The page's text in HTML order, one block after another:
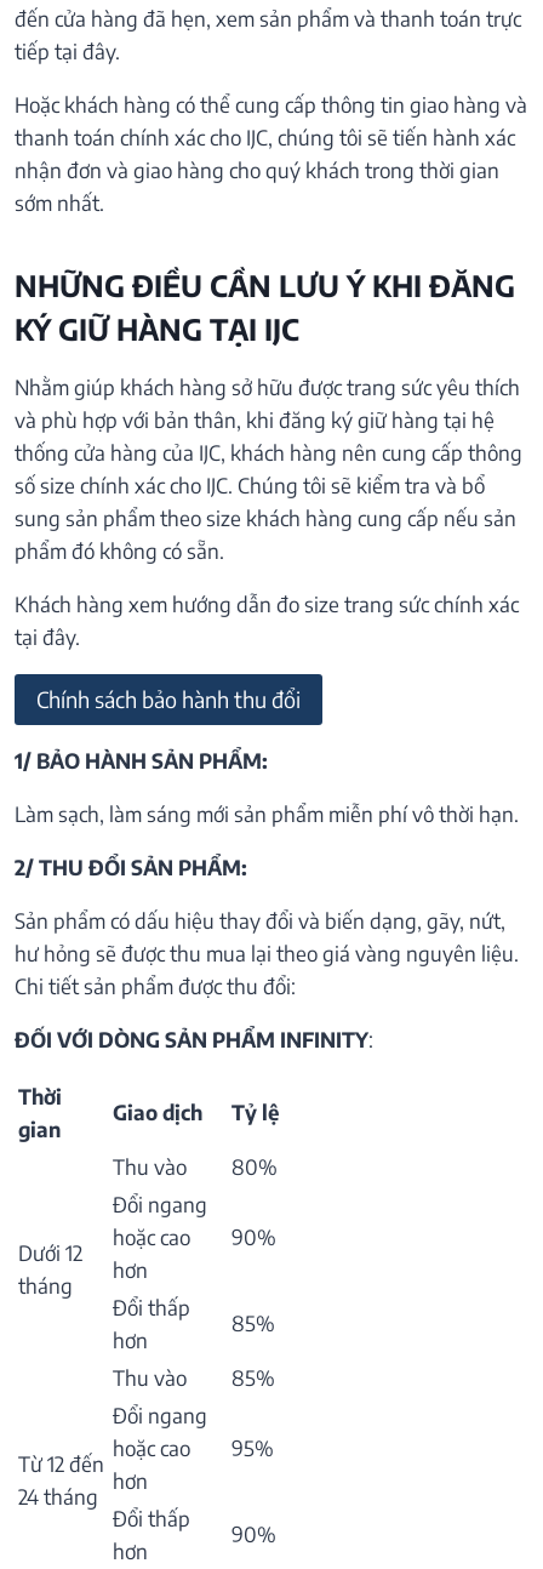
đến cửa hàng đã hẹn, xem sản phẩm và thanh toán trực
tiếp tại đây.
Hoặc khách hàng có thể cung cấp thông tin giao hàng và
thanh toán chính xác cho IJC, chúng tôi sẽ tiến hành xác
nhận đơn và giao hàng cho quý khách trong thời gian
sớm nhất.
NHỮNG ĐIỀU CẦN LƯU Ý KHI ĐĂNG
KÝ GIỮ HÀNG TẠI IJC
Nhằm giúp khách hàng sở hữu được trang sức yêu thích
và phù hợp với bản thân, khi đăng ký giữ hàng tại hệ
thống cửa hàng của IJC, khách hàng nên cung cấp thông
số size chính xác cho IJC. Chúng tôi sẽ kiểm tra và bổ
sung sản phẩm theo size khách hàng cung cấp nếu sản
phẩm đó không có sẵn.
Khách hàng xem hướng dẫn đo size trang sức chính xác
tại đây.
Chính sách bảo hành thu đổi
1/ BẢO HÀNH SẢN PHẨM:
Làm sạch, làm sáng mới sản phẩm miễn phí vô thời hạn.
2/ THU ĐỔI SẢN PHẨM:
Sản phẩm có dấu hiệu thay đổi và biến dạng, gãy, nứt,
hư hỏng sẽ được thu mua lại theo giá vàng nguyên liệu.
Chi tiết sản phẩm được thu đổi:
ĐỐI VỚI DÒNG SẢN PHẨM INFINITY:
Thời
gian
Giao dịch Tỷ lệ
Dưới 12
tháng
Thu vào
80%
Đổi ngang
hoặc cao
hơn
90%
Đổi thấp
hơn
85%
Từ 12 đến
24 tháng
Thu vào
85%
Đổi ngang
hoặc cao
hơn
95%
Đổi thấp
hơn
90%